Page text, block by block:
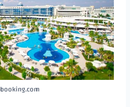
booking.com@